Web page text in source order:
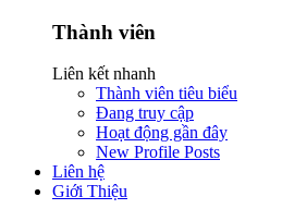
Thành viên
Liên kết nhanh
Thành viên tiêu biểu
Đang truy cập
Hoạt động gần đây
New Profile Posts
Liên hệ
Giới Thiệu